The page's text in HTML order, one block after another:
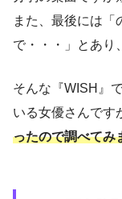
また、最後には
で・・・」とあり
そんな『WISH』
いる女優さんです
ったので調べてみ